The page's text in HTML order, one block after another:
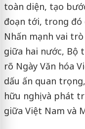
toàn diện, tạo
đoạn tới, trong đó
Nhấn mạnh vai
giữa hai nước, Bộ
rõ Ngày Văn hóa
dấu ấn quan
hữu nghị và phát
giữa Việt Nam và